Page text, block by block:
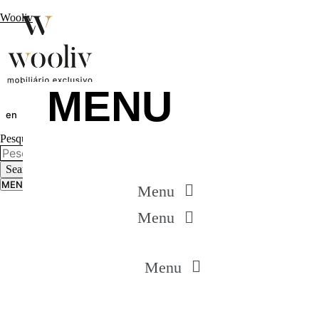
Wooliv
en
Pesquisar...
Search
MENU
MENU
MENU
Menu
Menu
Menu